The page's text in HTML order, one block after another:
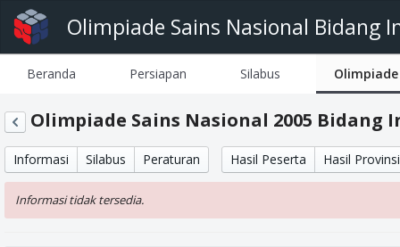
Olimpiade Sains Nasional Bidang
Beranda Persiapan Silabus Olimpiade
Olimpiade Sains Nasional 2005
Informasi Silabus Peraturan Hasil Peserta Hasil Provinsi
Informasi tidak tersedia.